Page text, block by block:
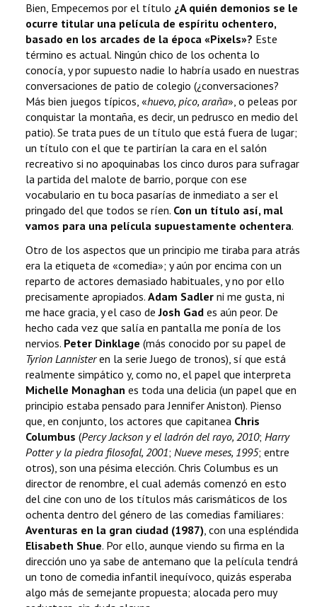
Bien, Empecemos por el título ¿A quién demonios se le
ocurre titular una película de espíritu ochentero,
basado en los arcades de la época «Pixels»? Este
término es actual. Ningún chico de los ochenta lo
conocía, y por supuesto nadie lo habría usado en nuestras
conversaciones de patio de colegio (¿conversaciones?
Más bien juegos típicos, «huevo, pico, araña», o peleas por
conquistar la montaña, es decir, un pedrusco en medio del
patio). Se trata pues de un título que está fuera de lugar;
un título con el que te partirían la cara en el salón
recreativo si no apoquinabas los cinco duros para sufragar
la partida del malote de barrio, porque con ese
vocabulario en tu boca pasarías de inmediato a ser el
pringado del que todos se ríen. Con un título así, mal
vamos para una película supuestamente ochentera.
Otro de los aspectos que un principio me tiraba para atrás
era la etiqueta de «comedia»; y aún por encima con un
reparto de actores demasiado habituales, y no por ello
precisamente apropiados. Adam Sadler ni me gusta, ni
me hace gracia, y el caso deJosh Gad es aún peor. De
hecho cada vez que salía en pantalla me ponía de los
nervios. Peter Dinklage (más conocido por su papel de
Tyrion Lannisteren la serie Juego de tronos), sí que está
realmente simpático y, como no, el papel que interpreta
Michelle Monaghan es toda una delicia (un papel que en
principio estaba pensado para Jennifer Aniston). Pienso
que, en conjunto, los actores que capitanea Chris
Columbus (Percy Jackson y el ladrón del rayo, 2010; Harry
Potter y la piedra filosofal, 2001; Nueve meses, 1995; entre
otros), son una pésima elección. Chris Columbus es un
director de renombre, el cual además comenzó en esto
del cine con uno de los títulos más carismáticos de los
ochenta dentro del género de las comedias familiares:
Aventuras en la gran ciudad (1987), con una espléndida
Elisabeth Shue. Por ello, aunque viendo su firma en la
dirección uno ya sabe de antemano que la película tendrá
un tono de comedia infantil inequívoco, quizás esperaba
algo más de semejante propuesta; alocada pero muy